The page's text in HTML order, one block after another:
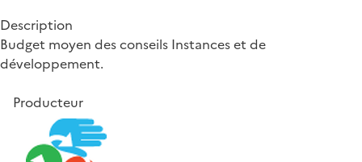
Description
Budget moyen des conseils Instances et de
développement.
Producteur